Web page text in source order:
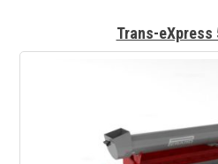
Trans-eXpress